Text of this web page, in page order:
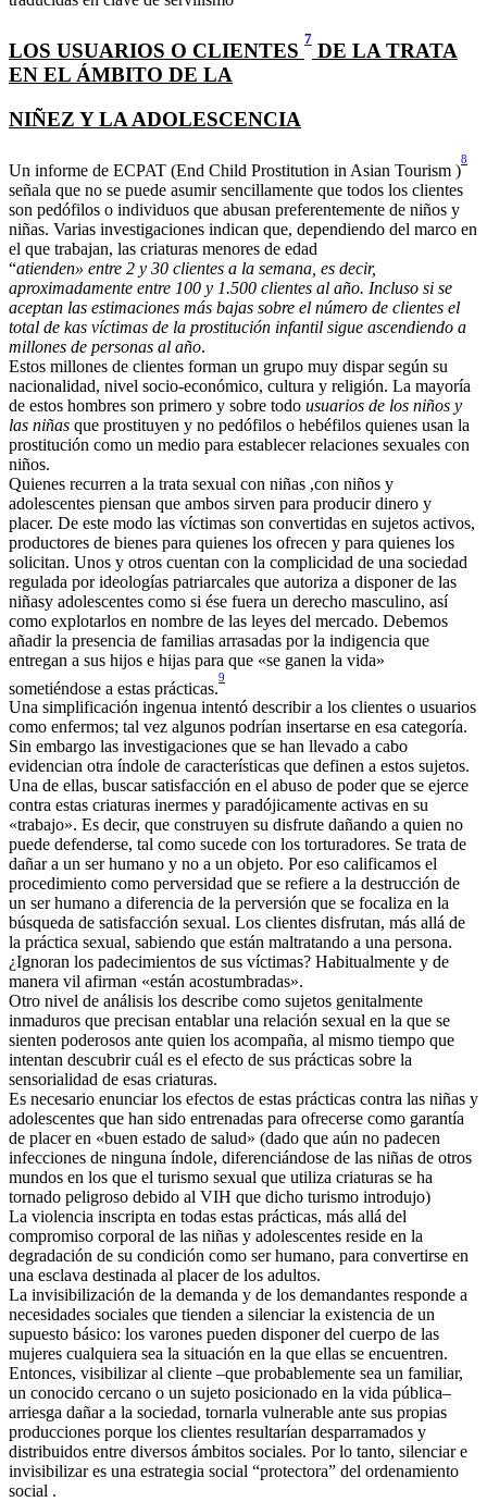
LOS USUARIOS O CLIENTES
7
DE LA TRATA
EN EL ÁMBITO DE LA
NIÑEZ Y LA ADOLESCENCIA
Un informe de ECPAT (End Child Prostitution in Asian Tourism )
8
señala que no se puede asumir sencillamente que todos los clientes
son pedófilos o individuos que abusan preferentemente de niños y
niñas. Varias investigaciones indican que, dependiendo del marco en
el que trabajan, las criaturas menores de edad
“atienden» entre 2 y 30 clientes a la semana, es decir,
aproximadamente entre 100 y 1.500 clientes al año. Incluso si se
aceptan las estimaciones más bajas sobre el número de clientes el
total de kas víctimas de la prostitución infantil sigue ascendiendo a
millones de personas al año.
Estos millones de clientes forman un grupo muy dispar según su
nacionalidad, nivel socio-económico, cultura y religión. La mayoría
de estos hombres son primero y sobre todo usuarios de los niños y
las niñas que prostituyen y no pedófilos o hebéfilos quienes usan la
prostitución como un medio para establecer relaciones sexuales con
niños.
Quienes recurren a la trata sexual con niñas ,con niños y
adolescentes piensan que ambos sirven para producir dinero y
placer. De este modo las víctimas son convertidas en sujetos activos,
productores de bienes para quienes los ofrecen y para quienes los
solicitan. Unos y otros cuentan con la complicidad de una sociedad
regulada por ideologías patriarcales que autoriza a disponer de las
niñasy adolescentes como si ése fuera un derecho masculino, así
como explotarlos en nombre de las leyes del mercado. Debemos
añadir la presencia de familias arrasadas por la indigencia que
entregan a sus hijos e hijas para que «se ganen la vida»
sometiéndose a estas prácticas.
9
Una simplificación ingenua intentó describir a los clientes o usuarios
como enfermos; tal vez algunos podrían insertarse en esa categoría.
Sin embargo las investigaciones que se han llevado a cabo
evidencian otra índole de características que definen a estos sujetos.
Una de ellas, buscar satisfacción en el abuso de poder que se ejerce
contra estas criaturas inermes y paradójicamente activas en su
«trabajo». Es decir, que construyen su disfrute dañando a quien no
puede defenderse, tal como sucede con los torturadores. Se trata de
dañar a un ser humano y no a un objeto. Por eso calificamos el
procedimiento como perversidad que se refiere a la destrucción de
un ser humano a diferencia de la perversión que se focaliza en la
búsqueda de satisfacción sexual. Los clientes disfrutan, más allá de
la práctica sexual, sabiendo que están maltratando a una persona.
¿Ignoran los padecimientos de sus víctimas? Habitualmente y de
manera vil afirman «están acostumbradas».
Otro nivel de análisis los describe como sujetos genitalmente
inmaduros que precisan entablar una relación sexual en la que se
sienten poderosos ante quien los acompaña, al mismo tiempo que
intentan descubrir cuál es el efecto de sus prácticas sobre la
sensorialidad de esas criaturas.
Es necesario enunciar los efectos de estas prácticas contra las niñas y
adolescentes que han sido entrenadas para ofrecerse como garantía
de placer en «buen estado de salud» (dado que aún no padecen
infecciones de ninguna índole, diferenciándose de las niñas de otros
mundos en los que el turismo sexual que utiliza criaturas se ha
tornado peligroso debido al VIH que dicho turismo introdujo)
La violencia inscripta en todas estas prácticas, más allá del
compromiso corporal de las niñas y adolescentes reside en la
degradación de su condición como ser humano, para convertirse en
una esclava destinada al placer de los adultos.
La invisibilización de la demanda y de los demandantes responde a
necesidades sociales que tienden a silenciar la existencia de un
supuesto básico: los varones pueden disponer del cuerpo de las
mujeres cualquiera sea la situación en la que ellas se encuentren.
Entonces, visibilizar al cliente –que probablemente sea un familiar,
un conocido cercano o un sujeto posicionado en la vida pública–
arriesga dañar a la sociedad, tornarla vulnerable ante sus propias
producciones porque los clientes resultarían desparramados y
distribuidos entre diversos ámbitos sociales. Por lo tanto, silenciar e
invisibilizar es una estrategia social “protectora” del ordenamiento
social .